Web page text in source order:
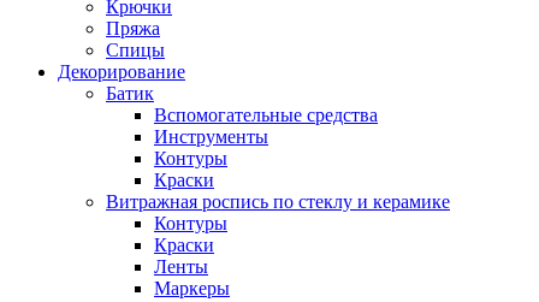
Крючки
Пряжа
Спицы
Декорирование
Батик
Вспомогательные средства
Инструменты
Контуры
Краски
Витражная роспись по стеклу и керамике
Контуры
Краски
Ленты
Маркеры